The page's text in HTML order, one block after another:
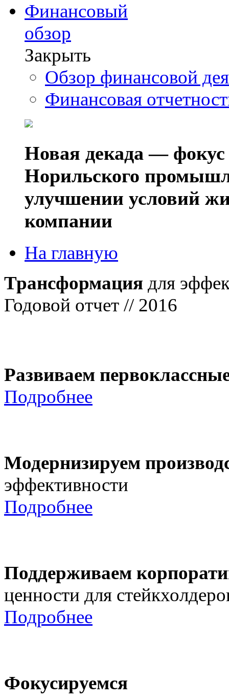
Финансовый
обзор
Закрыть
Обзор финансовой
Финансовая
Новая декада — фокус
Норильского
улучшении условий
компании
На главную
Трансформация для
Годовой отчет // 2016
Развиваем
Подробнее
Модернизируем
эффективности
Подробнее
Поддерживаем
ценности для
Подробнее
Фокусируемся